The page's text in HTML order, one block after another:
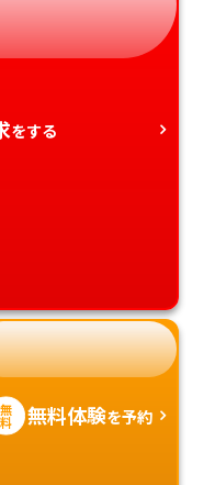
をする
無
料 無料体験を予約